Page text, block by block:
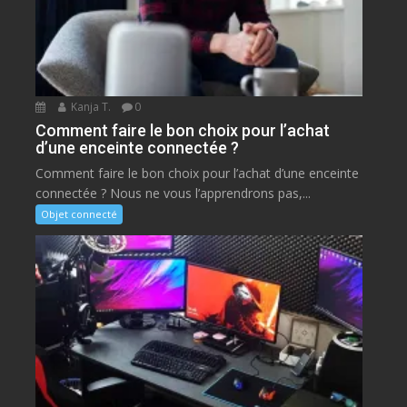
Kanja T. 0
Comment faire le bon choix pour l’achat
d’une enceinte connectée ?
Comment faire le bon choix pour l’achat d’une enceinte
connectée ? Nous ne vous l’apprendrons pas,...
Objet connecté